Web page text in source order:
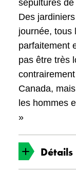
sépultures
Des
journée, tous
parfaitement
pas être très
Canada,
les hommes
»
Détails